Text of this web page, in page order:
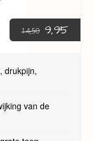
(grote) teen
14,50 9,95
drukpijn,
van de